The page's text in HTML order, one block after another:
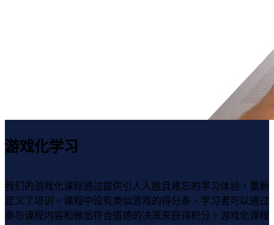
游戏化学习
我们的游戏化课程通过提供引人入胜且难忘的学习体验，重新
定义了培训。课程中设有类似游戏的得分条，学习者可以通过
参与课程内容和做出符合道德的决策来获得积分。游戏化课程